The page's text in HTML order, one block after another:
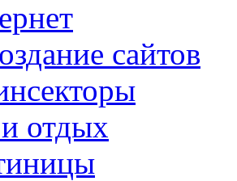
сайтов
отдых